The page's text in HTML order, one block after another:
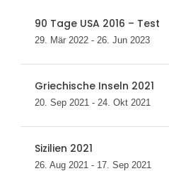
90 Tage USA 2016 – Test
29. Mär 2022 - 26. Jun 2023
Griechische Inseln 2021
20. Sep 2021 - 24. Okt 2021
Sizilien 2021
26. Aug 2021 - 17. Sep 2021